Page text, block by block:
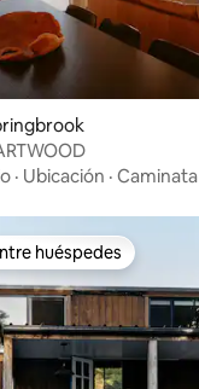
· Ubicación · Caminata
huéspedes preferido
huéspedes